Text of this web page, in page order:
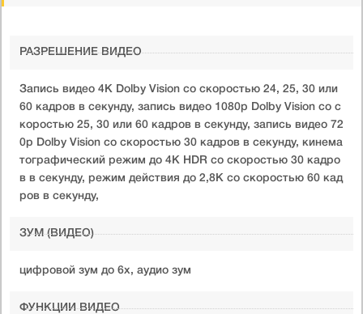
РАЗРЕШЕНИЕ ВИДЕО
Запись видео 4K Dolby Vision со скоростью 24, 25, 30 или
60 кадров в секунду, запись видео 1080p Dolby Vision со с
коростью 25, 30 или 60 кадров в секунду, запись видео 72
0p Dolby Vision со скоростью 30 кадров в секунду, кинема
тографический режим до 4K HDR со скоростью 30 кадро
в в секунду, режим действия до 2,8K со скоростью 60 кад
ров в секунду,
ЗУМ (ВИДЕО)
цифровой зум до 6x, аудио зум
ФУНКЦИИ ВИДЕО